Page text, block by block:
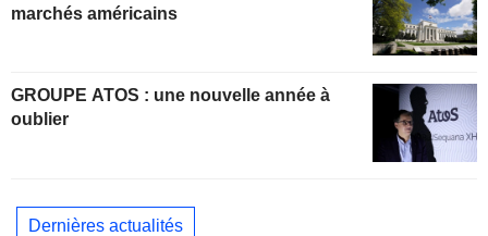
marchés américains
GROUPE ATOS : une nouvelle année à
oublier
Dernières actualités